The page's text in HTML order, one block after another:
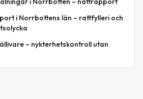
i Norrbottens län – rattfylleri och
– nykterhetskontroll utan